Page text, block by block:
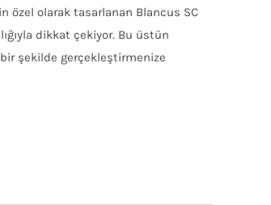
özel olarak tasarlanan Blancus SC
dikkat çekiyor. Bu üstün
şekilde gerçekleştirmenize